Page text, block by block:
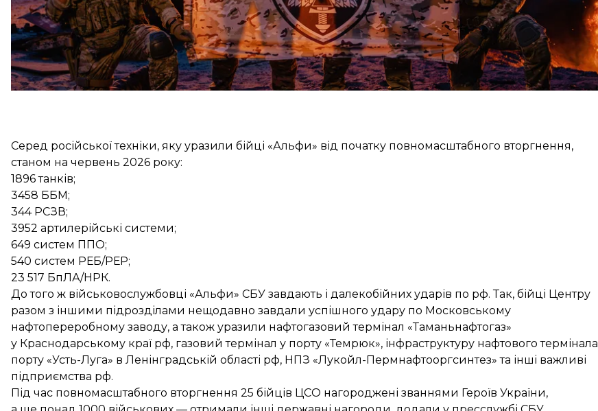
Серед російської техніки, яку уразили бійці «Альфи» від початку повномасштабного вторгнення,
станом на червень 2026 року:
1896 танків;
3458 ББМ;
344 РСЗВ;
3952 артилерійські системи;
649 систем ППО;
540 систем РЕБ/РЕР;
23 517 БпЛА/НРК.
До того ж військовослужбовці «Альфи» СБУ завдають і далекобійних ударів по рф. Так, бійці Центру
разом з іншими підрозділами нещодавно завдали успішного удару по Московському
нафтопереробному заводу, а також уразили нафтогазовий термінал «Таманьнафтогаз»
у Краснодарському краї рф, газовий термінал у порту «Темрюк», інфраструктуру нафтового термінала
порту «Усть-Луга» в Ленінградській області рф, НПЗ «Лукойл-Пермнафтооргсинтез» та інші важливі
підприємства рф.
Під час повномасштабного вторгнення 25 бійців ЦСО нагороджені званнями Героїв України,